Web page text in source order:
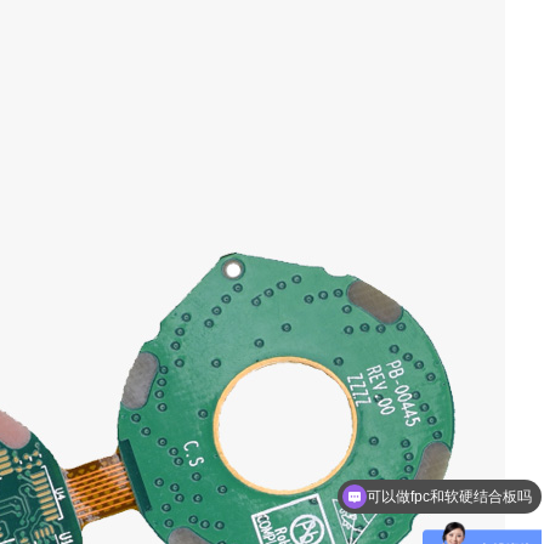
可以做fpc和软硬结合板吗
可以做盲埋孔板吗